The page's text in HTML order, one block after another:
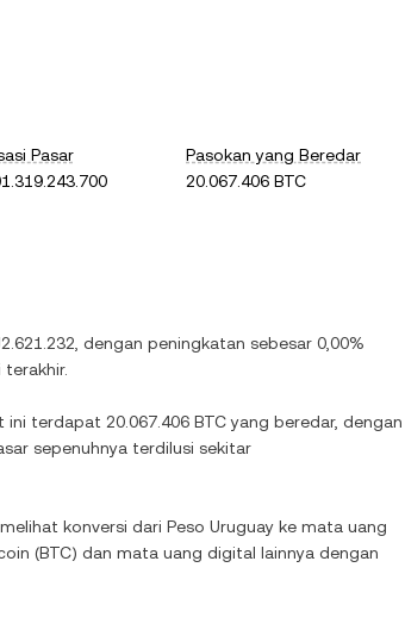
Pasar
Pasokan yang Beredar
20.067.406 BTC
, dengan peningkatan sebesar 0,00%
ini terdapat 20.067.406 BTCyang beredar, dengan
sepenuhnya terdilusi sekitar
konversi dari Peso Uruguay ke mata uang
(BTC) dan mata uang digital lainnya dengan